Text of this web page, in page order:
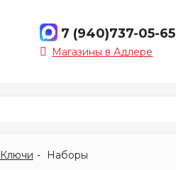
7 (940)737-05-65
Магазины в Адлере
Ключи Наборы